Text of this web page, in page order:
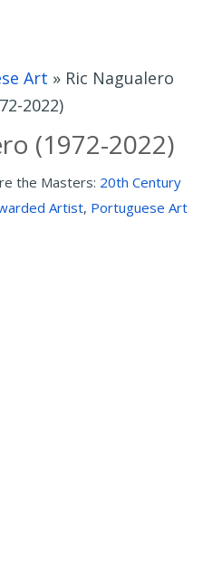
Art » Ric Nagualero
2022)
(1972-2022)
the Masters: 20th Century
Artist, Portuguese Art